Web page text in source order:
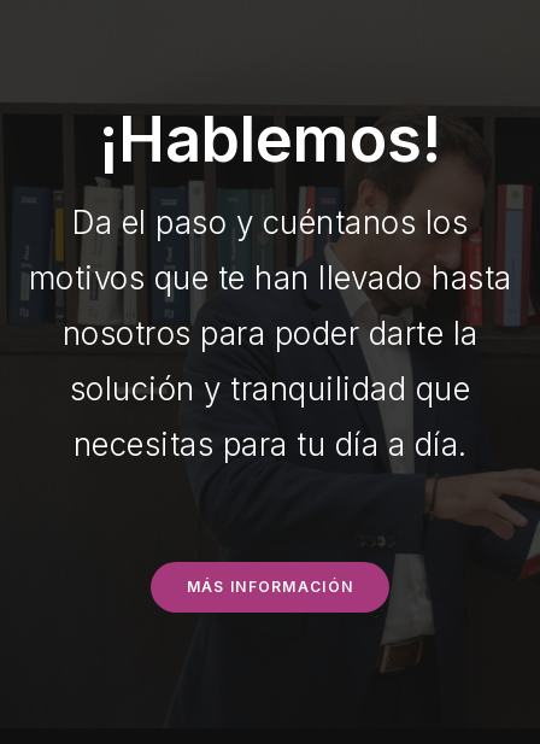
¡Hablemos!
Da el paso y cuéntanos los
motivos que te han llevado hasta
nosotros para poder darte la
solución y tranquilidad que
necesitas para tu día a día.
MÁS INFORMACIÓN